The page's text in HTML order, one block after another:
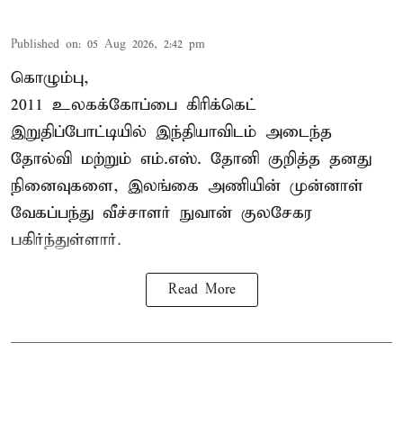
Published on: 05 Aug 2026, 2:42 pm
கொழும்பு,
2011 உலகக்கோப்பை கிரிக்கெட்
இறுதிப்போட்டியில் இந்தியாவிடம் அடைந்த
தோல்வி மற்றும் எம்.எஸ். தோனி குறித்த தனது
நினைவுகளை, இலங்கை அணியின் முன்னாள்
வேகப்பந்து வீச்சாளர் நுவான் குலசேகர
பகிர்ந்துள்ளார்.
Read More